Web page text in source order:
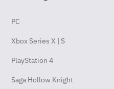
PC
Xbox Series X | S
PlayStation 4
Saga Hollow Knight